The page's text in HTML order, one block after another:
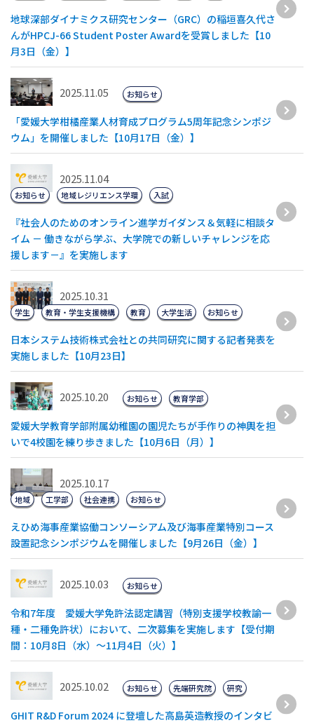
地球深部ダイナミクス研究センター（GRC）の稲垣喜久代さ
んがHPCJ-66 Student Poster Awardを受賞しました【10
月3日（金）】
2025.11.05
「愛媛大学柑橘産業人材育成プログラム5周年記念シンポジ
ウム」を開催しました【10月17日（金）】
お知らせ
2025.11.04
『社会人のためのオンライン進学ガイダンス＆気軽に相談タ
イム － 働きながら学ぶ、大学院での新しいチャレンジを応
援します－』を実施します
お知らせ 地域レジリエンス学環 入試
2025.10.31
日本システム技術株式会社との共同研究に関する記者発表を
実施しました【10月23日】
学生 教育・学生支援機構 教育 大学生活 お知らせ
2025.10.20
愛媛大学教育学部附属幼稚園の園児たちが手作りの神輿を担
いで4校園を練り歩きました【10月6日（月）】
お知らせ 教育学部
2025.10.17
えひめ海事産業協働コンソーシアム及び海事産業特別コース
設置記念シンポジウムを開催しました【9月26日（金）】
地域 工学部 社会連携 お知らせ
2025.10.03
令和7年度 愛媛大学免許法認定講習（特別支援学校教諭一
種・二種免許状）において、二次募集を実施します【受付期
間：10月8日（水）～11月4日（火）】
お知らせ
2025.10.02
GHIT R&D Forum 2024 に登壇した高島英造教授のインタビ
お知らせ 先端研究院 研究